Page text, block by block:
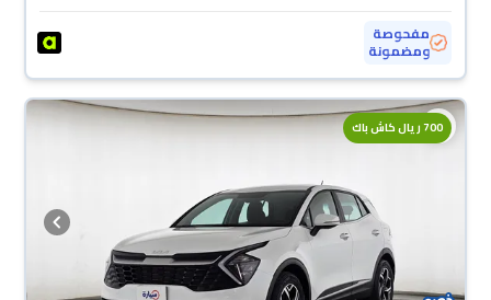
مفحوصة
ومضمونة
700 ريال كاش باك